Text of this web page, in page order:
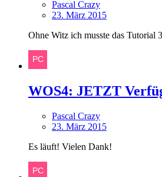
Pascal Crazy
23. März 2015
Ohne Witz ich musste das Tutorial
WOS4: JETZT
Pascal Crazy
23. März 2015
Es läuft! Vielen Dank!